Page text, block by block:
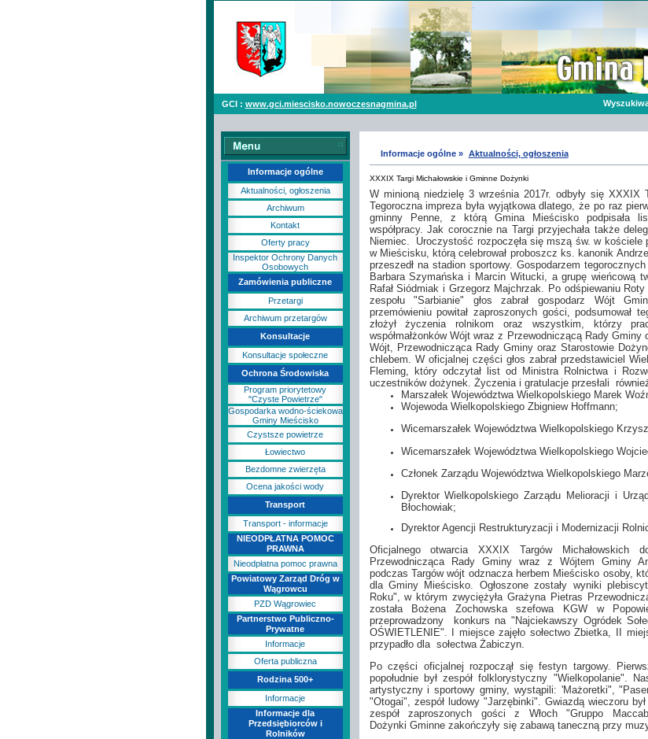
GCI : www.gci.miescisko.nowoczesnagmina.pl
Informacje ogólne
Aktualności, ogłoszenia
Archiwum
Kontakt
Oferty pracy
Inspektor Ochrony Danych
Osobowych
Zamówienia publiczne
Przetargi
Archiwum przetargów
Konsultacje
Konsultacje społeczne
Ochrona Środowiska
Program priorytetowy
"Czyste Powietrze"
Gospodarka wodno-ściekowa
Gminy Mieścisko
Czystsze powietrze
Łowiectwo
Bezdomne zwierzęta
Ocena jakości wody
Transport
Transport - informacje
NIEODPŁATNA POMOC
PRAWNA
Nieodpłatna pomoc prawna
Powiatowy Zarząd Dróg w
Wągrowcu
PZD Wągrowiec
Partnerstwo Publiczno-
Prywatne
Informacje
Oferta publiczna
Rodzina 500+
Informacje
Informacje dla
Przedsiębiorców i
Rolników
Informacje ogólne » Aktualności, ogłoszenia
XXXIX Targi Michałowskie i Gminne Dożynki
W minioną niedzielę 3 września 2017r. odbyły się XXXIX
Tegoroczna impreza była wyjątkowa dlatego, że po raz
gminny Penne, z którą Gmina Mieścisko podpisała
współpracy. Jak corocznie na Targi przyjechała także
Niemiec.
Uroczystość rozpoczęła się mszą św. w kościele
w Mieścisku, którą celebrował proboszcz ks. kanonik
przeszedł na stadion sportowy. Gospodarzem
Barbara Szymańska i Marcin Witucki, a grupę wieńcową
Rafał Siódmiak i Grzegorz Majchrzak. Po odśpiewaniu
zespołu "Sarbianie" głos zabrał gospodarz Wójt
przemówieniu powitał zaproszonych gości, podsumował
złożył życzenia rolnikom oraz wszystkim, którzy
współmałżonków Wójt wraz z Przewodniczącą Rady
Wójt, Przewodnicząca Rady Gminy oraz Starostowie
chlebem. W oficjalnej części głos zabrał przedstawiciel
Fleming, który odczytał list od Ministra Rolnictwa i
uczestników dożynek. Życzenia i gratulacje przesłali
Marszałek Województwa Wielkopolskiego Marek
Wojewoda Wielkopolskiego Zbigniew Hoffmann;
Wicemarszałek Województwa Wielkopolskiego
Wicemarszałek Województwa Wielkopolskiego
Członek Zarządu Województwa Wielkopolskiego
Dyrektor Wielkopolskiego Zarządu Melioracji i
Błochowiak;
Dyrektor Agencji Restrukturyzacji i Modernizacji
Oficjalnego otwarcia XXXIX Targów Michałowskich
Przewodnicząca Rady Gminy wraz z Wójtem Gminy
podczas Targów wójt odznacza herbem Mieścisko osoby,
dla Gminy Mieścisko. Ogłoszone zostały wyniki
Roku", w którym zwyciężyła Grażyna Pietras
została Bożena Zochowska szefowa KGW w
przeprowadzony
konkurs na "Najciekawszy Ogródek
OŚWIETLENIE". I miejsce zajęło sołectwo Zbietka,
II
przypadło dla sołectwa Żabiczyn.
Po części oficjalnej rozpoczął się festyn targowy.
popołudnie był zespół folklorystyczny "Wielkopolanie".
artystyczny i sportowy gminy, wystąpili: 'Mażoretki",
"Otogai", zespół ludowy "Jarzębinki". Gwiazdą wieczoru
zespół zaproszonych gości z Włoch "Gruppo
Dożynki Gminne zakończyły się zabawą taneczną przy